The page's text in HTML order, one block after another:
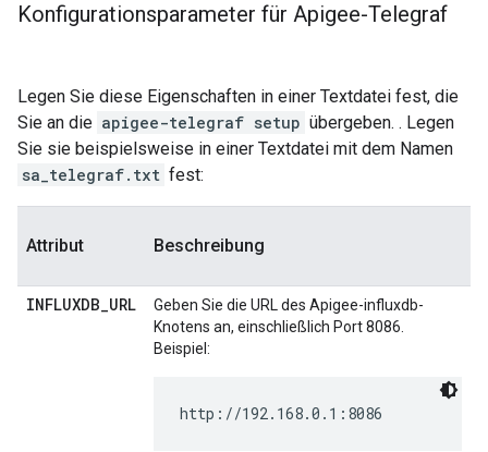
Konfigurationsparameter für Apigee-Telegraf
Legen Sie diese Eigenschaften in einer Textdatei fest, die
Sie an die apigee-telegraf setup übergeben. . Legen
Sie sie beispielsweise in einer Textdatei mit dem Namen
sa_telegraf.txt fest:
Attribut Beschreibung
INFLUXDB_URL
Geben Sie die URL des Apigee-influxdb-
Knotens an, einschließlich Port 8086.
Beispiel:
http://192.168.0.1:8086